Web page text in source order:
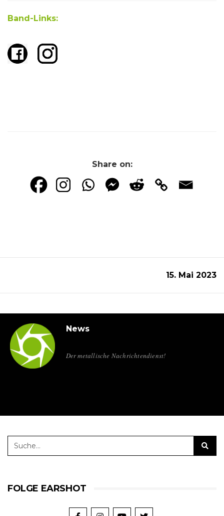
Band-Links:
Share on:
15. Mai 2023
News
Der metallische Nachrichtendienst!
FOLGE EARSHOT